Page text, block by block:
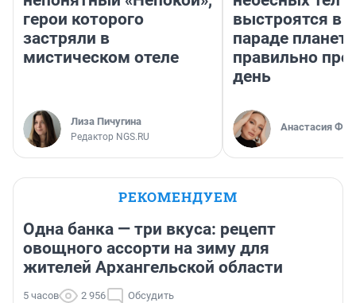
герои которого
застряли в
мистическом отеле
Лиза Пичугина
Редактор NGS.RU
выстроятся в
параде планет
правильно
день
Анастасия
РЕКОМЕНДУЕМ
Одна банка — три вкуса: рецепт
овощного ассорти на зиму для
жителей Архангельской области
5 часов 2 956 Обсудить